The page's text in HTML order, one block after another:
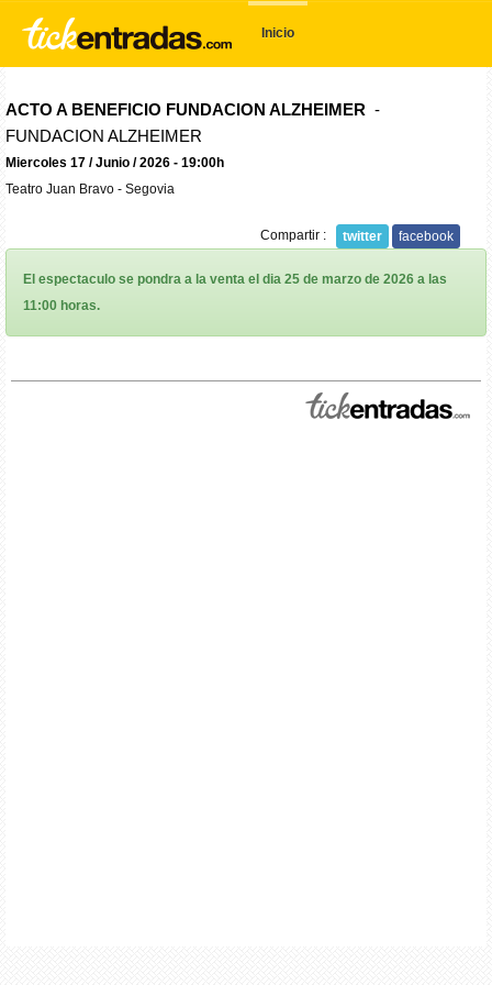
Inicio
ACTO A BENEFICIO FUNDACION ALZHEIMER -
FUNDACION ALZHEIMER
Miercoles 17 / Junio / 2026 - 19:00h
Teatro Juan Bravo - Segovia
Compartir : twitter facebook
El espectaculo se pondra a la venta el dia 25 de marzo de 2026 a las
11:00 horas.